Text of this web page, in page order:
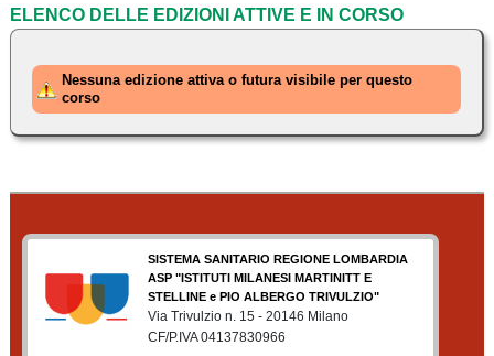
ELENCO DELLE EDIZIONI ATTIVE E IN CORSO
Nessuna edizione attiva o futura visibile per questo
corso
SISTEMA SANITARIO REGIONE LOMBARDIA
ASP "ISTITUTI MILANESI MARTINITT E
STELLINE e PIO ALBERGO TRIVULZIO"
Via Trivulzio n. 15 - 20146 Milano
CF/P.IVA 04137830966